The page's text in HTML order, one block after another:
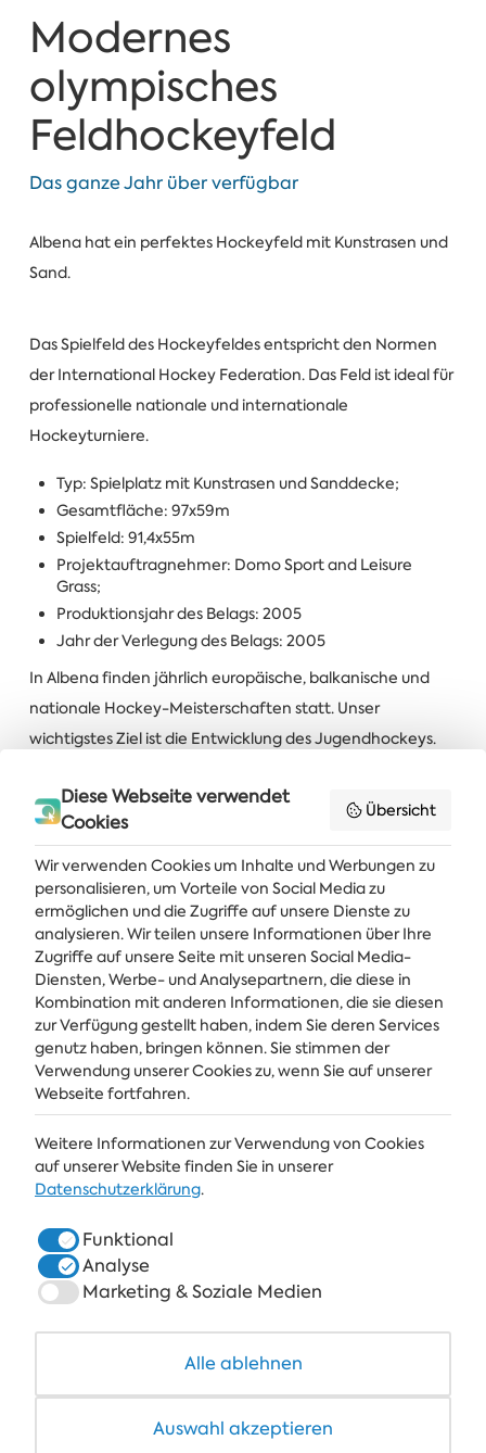
Modernes
olympisches
Feldhockeyfeld
Das ganze Jahr über verfügbar
Albena hat ein perfektes Hockeyfeld mit Kunstrasen und
Sand.
Das Spielfeld des Hockeyfeldes entspricht den Normen
der International Hockey Federation. Das Feld ist ideal für
professionelle nationale und internationale
Hockeyturniere.
Typ: Spielplatz mit Kunstrasen und Sanddecke;
Gesamtfläche: 97x59m
Spielfeld: 91,4x55m
Projektauftragnehmer: Domo Sport and Leisure
Grass;
Produktionsjahr des Belags: 2005
Jahr der Verlegung des Belags: 2005
In Albena finden jährlich europäische, balkanische und
nationale Hockey-Meisterschaften statt. Unser
wichtigstes Ziel ist die Entwicklung des Jugendhockeys.
und Trainingslager.
Schreiben Sie uns an:sport@albena.bg
Holen Sie sich die neuesten Nachrichten und Angebote direkt in Ihren
Posteingang
ABONNIEREN
ALBENA
SPA & GESUNDHEIT
RESTAURANTS & BARS
COWORKING
Diese Webseite verwendet
Cookies
Übersicht
Wir verwenden Cookies um Inhalte und Werbungen zu
personalisieren, um Vorteile von Social Media zu
ermöglichen und die Zugriffe auf unsere Dienste zu
analysieren. Wir teilen unsere Informationen über Ihre
Zugriffe auf unsere Seite mit unseren Social Media-
Diensten, Werbe- und Analysepartnern, die diese in
Kombination mit anderen Informationen, die sie diesen
zur Verfügung gestellt haben, indem Sie deren Services
genutz haben, bringen können. Sie stimmen der
Verwendung unserer Cookies zu, wenn Sie auf unserer
Webseite fortfahren.
Weitere Informationen zur Verwendung von Cookies
auf unserer Website finden Sie in unserer
Datenschutzerklärung.
Funktional
Analyse
Marketing & Soziale Medien
Alle ablehnen
Auswahl akzeptieren